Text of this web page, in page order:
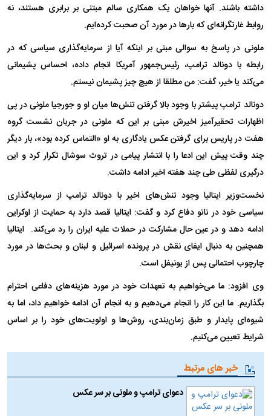
داشته باشند. آنها خواهان یک همکاری سالم مبتنی بر برابری هستند، نه
روابط غارتگرانه‌ای که بارها در مورد آن صحبت کرده‌ایم.
ملونی در پاسخ به سوالی مبنی بر اینکه آیا از سرمایه‌گذاری سیاسی که در
رابطه‌ با دونالد ترامپ، رئیس‌جمهور آمریکا انجام داده، احساس پشیمانی
می‌کند یا خیر، گفت: من مطلقا از هیچ چیز پشیمان نیستم.
دونالد ترامپ پیشتر با وجود بالا گرفتن تنش‌ها میان او و جورجیا ملونی در پی
اظهارات تحقیرآمیز اخیرش مبنی بر این که ملونی در جریان نشست گروه
هفت در پاریس برای گرفتن عکس یادگاری به او «التماس کرده بود»، بار دیگر
چند وقت پیش این ادعا را با انتشار پیامی در تروث سوشال تکرار کرد و این
درگیری لفظی طی چند هفته اخیر ادامه داشت.
نخست‌وزیر ایتالیا وجود تنش‌های اخیر با دونالد ترامپ از سرمایه‌گذاری
سیاسی خود در ناتو دفاع کرد و گفت: ایتالیا قصد دارد به حمایت از اوکراین
ادامه دهد و در عین حال مشارکت در حملات علیه ایران را رد می‌کند. ایتالیا
همچنین به دنبال ایفای نقش در پرونده اسرائیل و لبنان و بحث‌ها در مورد
چارچوب احتمالی پس از یونیفل است.
وی افزود: ما می‌خواهیم به تعهدات خود در مورد هزینه‌های دفاعی احترام
بگذاریم. ما این کار را انجام می‌دهیم و به انجام آن ادامه خواهیم داد، اما به
شیوه‌ای پایدار و طبق زمان‌بندی، روش‌ها و اولویت‌های خود را بر اساس
شرایط تعیین می‌کنیم.
خبر های مرتبط
دعوای ترامپ و ملونی بر سر عکس